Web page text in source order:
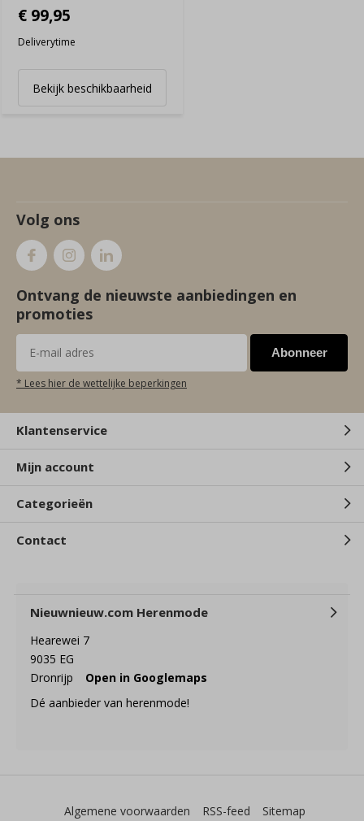
€ 99,95
Deliverytime
Bekijk beschikbaarheid
Volg ons
Ontvang de nieuwste aanbiedingen en
promoties
Abonneer
* Lees hier de wettelijke beperkingen
Klantenservice
Mijn account
Categorieën
Contact
Nieuwnieuw.com Herenmode
Hearewei 7
9035 EG
Dronrijp
Open in Googlemaps
Dé aanbieder van herenmode!
Algemene voorwaarden RSS-feed Sitemap